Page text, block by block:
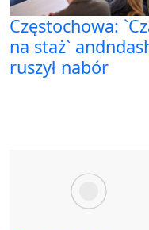
Częstochowa:
na staż`
ruszył nabór